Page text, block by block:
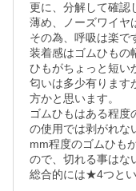
更に、分解して確認
薄め、ノーズワイヤ
その為、呼吸は楽で
装着感はゴムひもの
ひもがちょっと短い
匂いは多少有ります
方かと思います。
ゴムひもはある程度
の使用では剥がれな
mm程度のゴムひも
ので、切れる事はな
総合的には★4つとい